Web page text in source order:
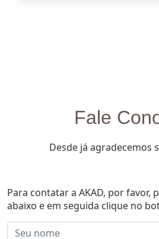
Fale
Desde já agradecemos
Para contatar a AKAD, por favor,
abaixo e em seguida clique no